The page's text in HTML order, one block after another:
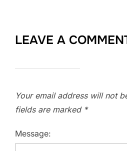
LEAVE A
Your email address will not
fields are marked *
Message: